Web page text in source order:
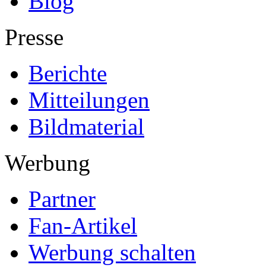
Presse
Berichte
Mitteilungen
Bildmaterial
Werbung
Partner
Fan-Artikel
Werbung schalten